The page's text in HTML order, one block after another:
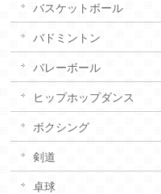
バスケットボール
バドミントン
バレーボール
ヒップホップダンス
ボクシング
剣道
卓球